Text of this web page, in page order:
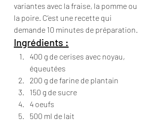
variantes avec la fraise, la pomme ou
la poire. C’est une recette qui
demande 10 minutes de préparation.
Ingrédients :
400 g de cerises avec noyau,
équeutées
200 g de farine de plantain
150 g de sucre
4 oeufs
500 ml de lait